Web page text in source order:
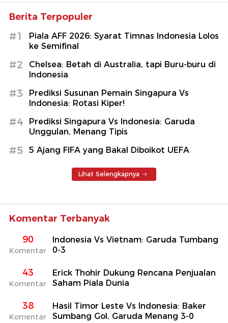
Berita Terpopuler
#1
Piala AFF 2026: Syarat Timnas Indonesia Lolos
ke Semifinal
#2
Chelsea: Betah di Australia, tapi Buru-buru di
Indonesia
#3
Prediksi Susunan Pemain Singapura Vs
Indonesia: Rotasi Kiper!
#4
Prediksi Singapura Vs Indonesia: Garuda
Unggulan, Menang Tipis
#5 5 Ajang FIFA yang Bakal Diboikot UEFA
Lihat Selengkapnya
Komentar Terbanyak
90
Komentar
Indonesia Vs Vietnam: Garuda Tumbang
0-3
43
Komentar
Erick Thohir Dukung Rencana Penjualan
Saham Piala Dunia
38
Komentar
Hasil Timor Leste Vs Indonesia: Baker
Sumbang Gol, Garuda Menang 3-0